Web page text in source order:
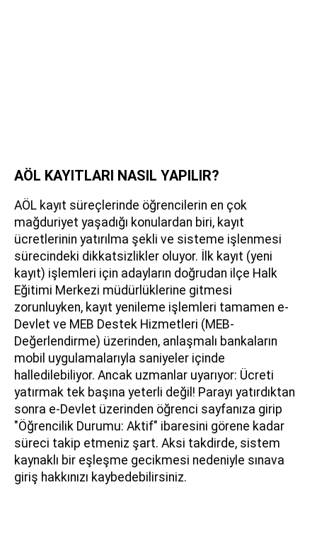
AÖL KAYITLARI NASIL YAPILIR?
AÖL kayıt süreçlerinde öğrencilerin en çok
mağduriyet yaşadığı konulardan biri, kayıt
ücretlerinin yatırılma şekli ve sisteme işlenmesi
sürecindeki dikkatsizlikler oluyor. İlk kayıt (yeni
kayıt) işlemleri için adayların doğrudan ilçe Halk
Eğitimi Merkezi müdürlüklerine gitmesi
zorunluyken, kayıt yenileme işlemleri tamamen e-
Devlet ve MEB Destek Hizmetleri (MEB-
Değerlendirme) üzerinden, anlaşmalı bankaların
mobil uygulamalarıyla saniyeler içinde
halledilebiliyor. Ancak uzmanlar uyarıyor: Ücreti
yatırmak tek başına yeterli değil! Parayı yatırdıktan
sonra e-Devlet üzerinden öğrenci sayfanıza girip
"Öğrencilik Durumu: Aktif" ibaresini görene kadar
süreci takip etmeniz şart. Aksi takdirde, sistem
kaynaklı bir eşleşme gecikmesi nedeniyle sınava
giriş hakkınızı kaybedebilirsiniz.